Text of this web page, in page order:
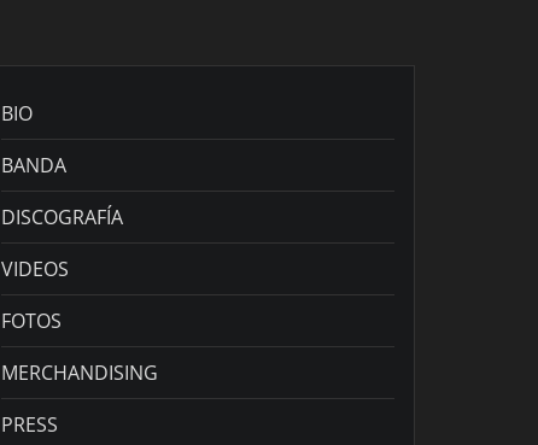
BIO
BANDA
DISCOGRAFÍA
VIDEOS
FOTOS
MERCHANDISING
PRESS